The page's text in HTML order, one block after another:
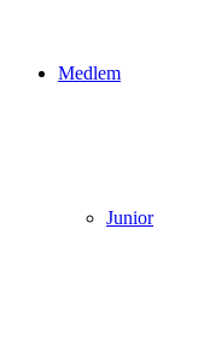
Medlem
Junior